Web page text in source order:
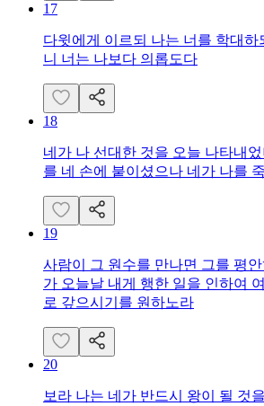
17
다윗에게 이르되 나는 너를 학대
니 너는 나보다 의롭도다
18
네가 나 선대한 것을 오늘 나타내
를 네 손에 붙이셨으나 네가 나를
19
사람이 그 원수를 만나면 그를 평
가 오늘날 내게 행한 일을 인하여
로 갚으시기를 원하노라
20
보라 나는 네가 반드시 왕이 될 것